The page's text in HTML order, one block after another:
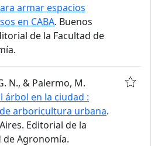
armar espacios
en CABA. Buenos
de la Facultad de
N., & Palermo, M.
árbol en la ciudad :
arboricultura urbana.
Editorial de la
de Agronomía.